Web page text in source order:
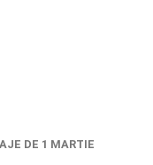
DE 1 MARTIE